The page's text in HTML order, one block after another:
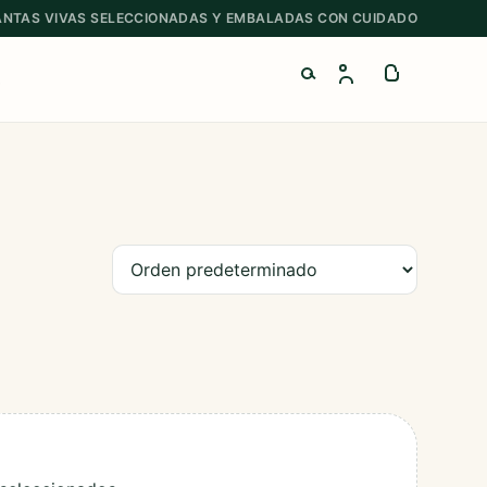
VIVAS SELECCIONADAS Y EMBALADAS CON CUIDADO
Ordenar productos